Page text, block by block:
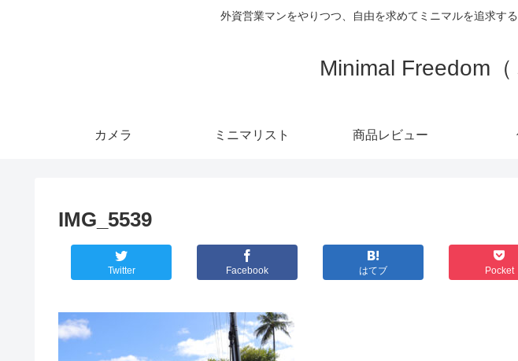
外資営業マンをやりつつ、自由を求めてミニマルを追求す
Minimal Freedom
カメラ ミニマリスト 商品レビュー
IMG_5539
Twitter Facebook はてブ Pocket